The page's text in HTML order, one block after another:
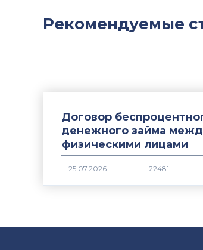
Рекомендуемые
Договор
денежного займа
физическими лицами
22481